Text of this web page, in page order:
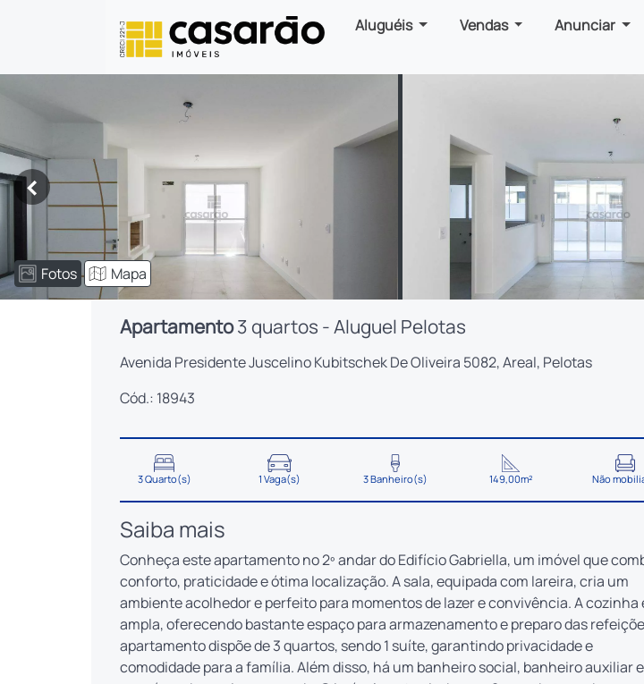
Aluguéis Vendas Anunciar
<
Fotos Mapa
Apartamento3 quartos - Aluguel Pelotas
Avenida Presidente Juscelino Kubitschek De Oliveira 5082, Areal, Pelotas
Cód.: 18943
3 Quarto(s) 1 Vaga(s) 3 Banheiro(s) 149,00m² Não
Saiba mais
Conheça este apartamento no 2º andar do Edifício Gabriella, um imóvel que
conforto, praticidade e ótima localização. A sala, equipada com lareira, cria um
ambiente acolhedor e perfeito para momentos de lazer e convivência. A cozinha
ampla, oferecendo bastante espaço para armazenamento e preparo das
apartamento dispõe de 3 quartos, sendo 1 suíte, garantindo privacidade e
comodidade para a família. Além disso, há um banheiro social, banheiro auxiliar e